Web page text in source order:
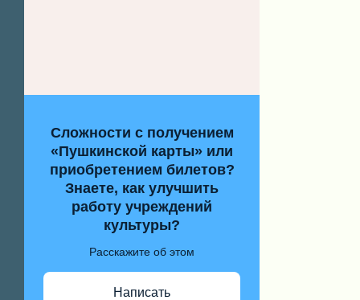
Сложности с получением
«Пушкинской карты» или
приобретением билетов?
Знаете, как улучшить
работу учреждений
культуры?
Расскажите об этом
Написать